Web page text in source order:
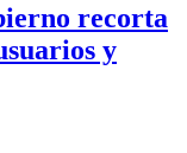
recorta
y